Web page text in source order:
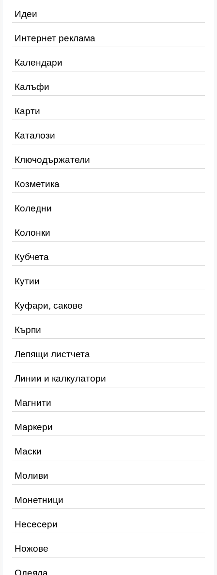
Идеи
Интернет реклама
Календари
Калъфи
Карти
Каталози
Ключодържатели
Козметика
Коледни
Колонки
Кубчета
Кутии
Куфари, сакове
Кърпи
Лепящи листчета
Линии и калкулатори
Магнити
Маркери
Маски
Моливи
Монетници
Несесери
Ножове
Одеяла